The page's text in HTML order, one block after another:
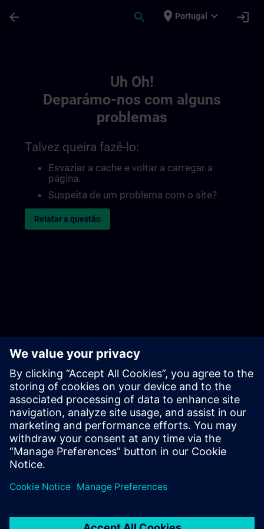
arrow_back search place Portugal expand_more login
Uh Oh!
Deparámo-nos com alguns
problemas
Talvez queira fazê-lo:
Esvaziar a cache e voltar a carregar a
página.
Suspeita de um problema com o site?
Relatar a questão